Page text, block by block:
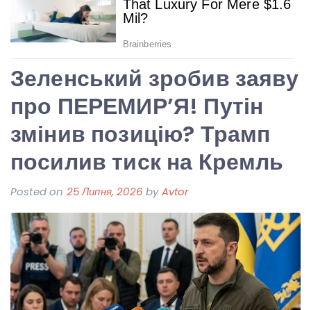
Зеленський зробив заяву
про ПЕРЕМИР’Я! Путін
змінив позицію? Трамп
посилив тиск на Кремль
Posted on 25 Липня, 2026 byAvtor